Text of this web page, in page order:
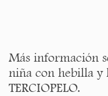
Más información
niña con hebilla y
TERCIOPELO.